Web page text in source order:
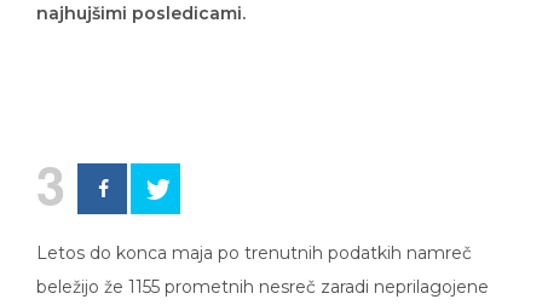
najhujšimi posledicami.
3
Letos do konca maja po trenutnih podatkih namreč
beležijo že 1155 prometnih nesreč zaradi neprilagojene